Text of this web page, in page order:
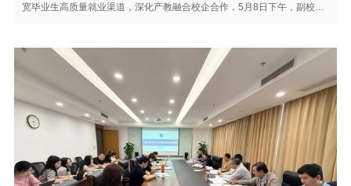
宽毕业生高质量就业渠道，深化产教融合校企合作，5月8日下午，副校长
间，校领导一行实地参观企业展厅，详细了...